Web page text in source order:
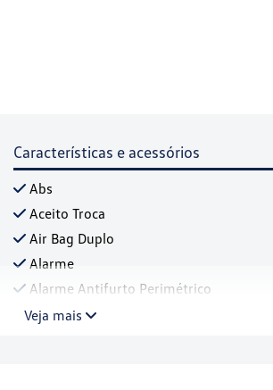
Características e acessórios
Abs
Aceito Troca
Air Bag Duplo
Alarme
Alarme Antifurto Perimétrico
Veja mais